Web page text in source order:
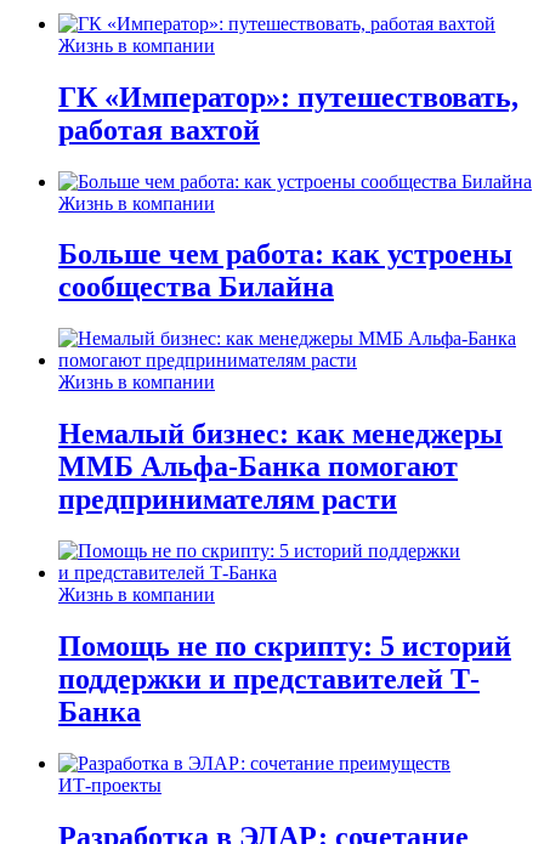
Жизнь в компании
ГК «Император»: путешествовать,
работая вахтой
Жизнь в компании
Больше чем работа: как устроены
сообщества Билайна
Жизнь в компании
Немалый бизнес: как менеджеры
ММБ Альфа-Банка помогают
предпринимателям расти
Жизнь в компании
Помощь не по скрипту: 5 историй
поддержки и представителей Т-
Банка
ИТ-проекты
Разработка в ЭЛАР: сочетание